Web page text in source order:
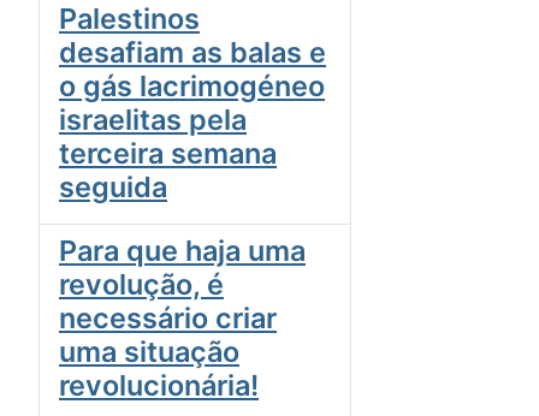
Palestinos
desafiam as balas e
o gás lacrimogéneo
israelitas pela
terceira semana
seguida
Para que haja uma
revolução, é
necessário criar
uma situação
revolucionária!